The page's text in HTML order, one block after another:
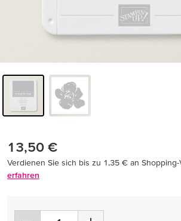
13,50 €
Verdienen Sie sich bis zu 1,35 € an Shopping-
erfahren